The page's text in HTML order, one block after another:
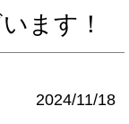
ます！
2024/11/18